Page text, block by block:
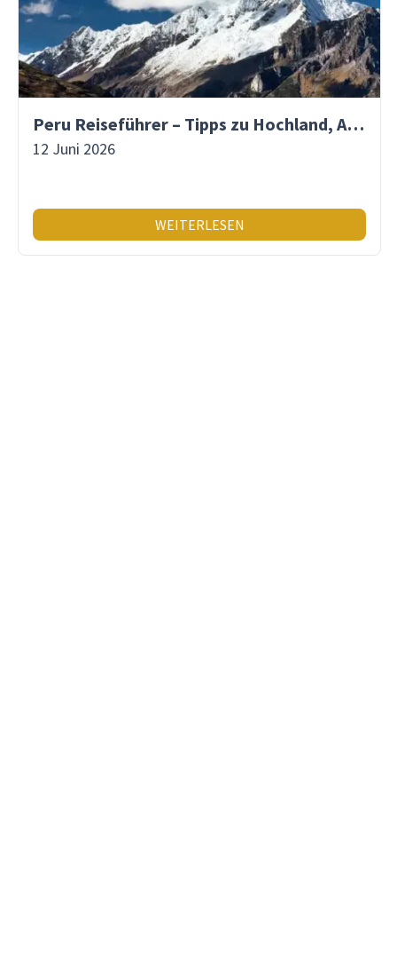
Peru Reiseführer – Tipps zu Hochland, Amazonas & Inka-Erbe
12 Juni 2026
WEITERLESEN